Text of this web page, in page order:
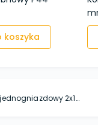
koszyka
Przedłużacz jednogniazdowy 2x1mm 20 m 2500W STALCO GARDEN